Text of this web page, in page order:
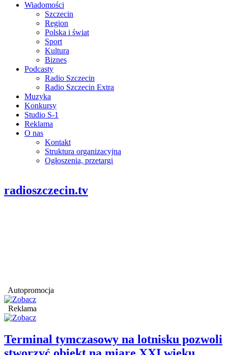
Wiadomości
Szczecin
Region
Polska i świat
Sport
Kultura
Biznes
Podcasty
Radio Szczecin
Radio Szczecin Extra
Muzyka
Konkursy
Studio S-1
Reklama
O nas
Kontakt
Struktura organizacyjna
Ogłoszenia, przetargi
radioszczecin.tv
Autopromocja
Reklama
Terminal tymczasowy na lotnisku pozwoli